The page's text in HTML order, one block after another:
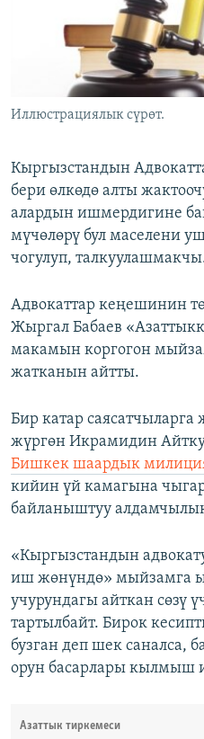
ЫҢГАЙСЫЗ СУРООЛОР
ЭЕ/АРнун бардык
Иллюстрациялык сүрөт.
Кыргызстандын
бери өлкөдө алты
алардын ишмердигине
мүчөлөрү бул маселени
чогулуп,
Адвокаттар кеңешинин
Жыргал Бабаев
макамын коргогон
жатканын айтты.
Бир катар
жүргөн Икрамидин
Бишкек шаардык
кийин үй камагына
байланыштуу
«Кыргызстандын
иш жөнүндө» мыйзамга
учурундагы айткан сөзү
тартылбайт. Бирок
бузган деп шек саналса,
орун басарлары кылмыш
Азаттык тиркемеси